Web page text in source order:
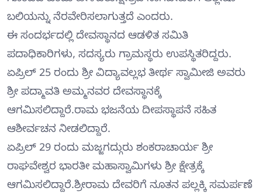
ಬಲಿಯನ್ನು ನೆರವೇರಿಸಲಾಗುತ್ತದೆ ಎಂದರು.
ಈ ಸಂದರ್ಭದಲ್ಲಿ ದೇವಸ್ಥಾನದ ಆಡಳಿತ ಸಮಿತಿ
ಪದಾಧಿಕಾರಿಗಳು, ಸದಸ್ಯರು ಗ್ರಾಮಸ್ಥರು ಉಪಸ್ಥಿತರಿದ್ದರು.
ಏಪ್ರಿಲ್ 25 ರಂದು ಶ್ರೀ ವಿದ್ಯಾವಲ್ಲಭ ತೀರ್ಥ ಸ್ವಾಮೀಜಿ ಅವರು
ಶ್ರೀ ಪದ್ಮಾವತಿ ಅಮ್ಮನವರ ದೇವಸ್ಥಾನಕ್ಕೆ
ಆಗಮಿಸಲಿದ್ದಾರೆ.ರಾಮ ಭಜನೆಯ ದೀಪಸ್ಥಾಪನೆ ಸಹಿತ
ಆಶೀರ್ವಚನ ನೀಡಲಿದ್ದಾರೆ.
ಏಪ್ರಿಲ್ 29 ರಂದು ಮಜ್ಜಗದ್ಗುರು ಶಂಕರಾಚಾರ್ಯ ಶ್ರೀ
ರಾಘವೇಶ್ವರ ಭಾರತೀ ಮಹಾಸ್ವಾಮಿಗಳು ಶ್ರೀ ಕ್ಷೇತ್ರಕ್ಕೆ
ಆಗಮಿಸಲಿದ್ದಾರೆ.ಶ್ರೀರಾಮ ದೇವರಿಗೆ ನೂತನ ಪಲ್ಲಕ್ಕಿ ಸಮರ್ಪಣೆ